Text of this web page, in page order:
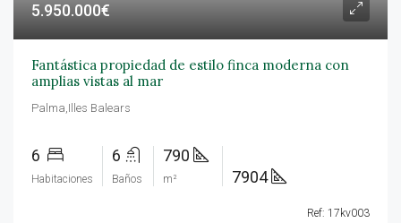
5.950.000€
Fantástica propiedad de estilo finca moderna con
amplias vistas al mar
Palma,Illes Balears
6
Habitaciones
6
Baños
790
m² 7904
Ref: 17kv003